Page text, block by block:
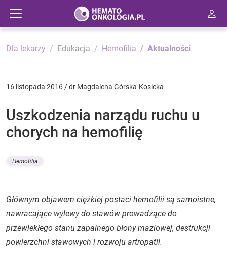
Dla lekarzy Edukacja Hemofilia Aktualności
16 listopada 2016 / dr Magdalena Górska-Kosicka
Uszkodzenia narządu ruchu u
chorych na hemofilię
Hemofilia
Głównym objawem ciężkiej postaci hemofilii są samoistne,
nawracające wylewy do stawów prowadzące do
przewlekłego stanu zapalnego błony maziowej, destrukcji
powierzchni stawowych i rozwoju artropatii.